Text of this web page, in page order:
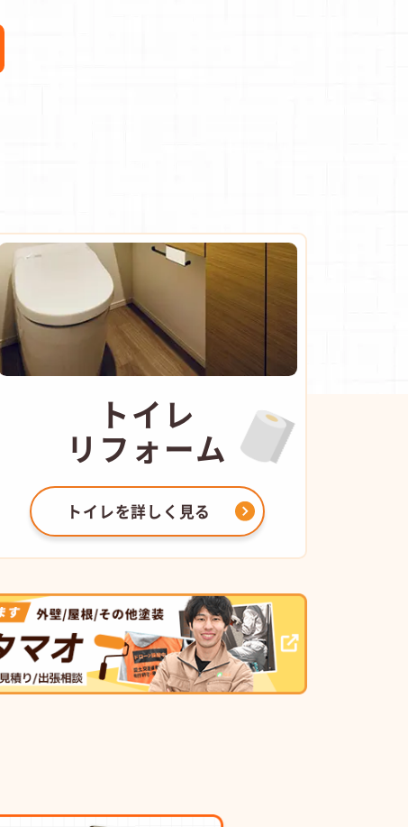
トイレ
リフォーム
トイレを詳しく見る